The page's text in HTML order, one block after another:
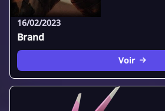
16/02/2023
Brand
Voir